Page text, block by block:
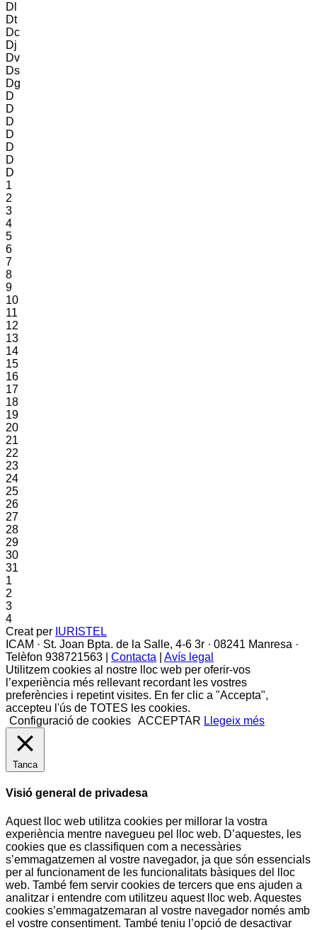
Dl
Dt
Dc
Dj
Dv
Ds
Dg
D
D
D
D
D
D
D
1
2
3
4
5
6
7
8
9
10
11
12
13
14
15
16
17
18
19
20
21
22
23
24
25
26
27
28
29
30
31
1
2
3
4
Creat per IURISTEL
ICAM · St. Joan Bpta. de la Salle, 4-6 3r · 08241 Manresa ·
Telèfon 938721563 | Contacta
Avís legal
Utilitzem cookies al nostre lloc web per oferir-vos
l’experiència més rellevant recordant les vostres
preferències i repetint visites. En fer clic a "Accepta",
accepteu l'ús de TOTES les cookies.
Configuració de cookies ACCEPTAR Llegeix més
Tanca
Visió general de privadesa
Aquest lloc web utilitza cookies per millorar la vostra
experiència mentre navegueu pel lloc web. D’aquestes, les
cookies que es classifiquen com a necessàries
s’emmagatzemen al vostre navegador, ja que són essencials
per al funcionament de les funcionalitats bàsiques del lloc
web. També fem servir cookies de tercers que ens ajuden a
analitzar i entendre com utilitzeu aquest lloc web. Aquestes
cookies s’emmagatzemaran al vostre navegador només amb
el vostre consentiment. També teniu l’opció de desactivar